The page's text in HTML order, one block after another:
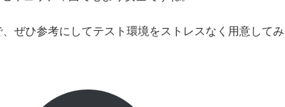
ぜひ参考にしてテスト環境をストレスなく用意してみ